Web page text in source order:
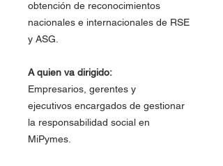
obtención de reconocimientos
nacionales e internacionales de RSE
y ASG.
A quien va dirigido:
Empresarios, gerentes y
ejecutivos encargados de gestionar
la responsabilidad social en
MiPymes.